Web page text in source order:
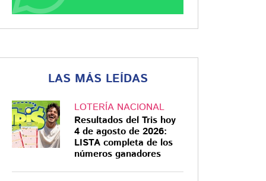
LAS MÁS LEÍDAS
LOTERÍA NACIONAL
Resultados del Tris hoy
4 de agosto de 2026:
LISTA completa de los
números ganadores